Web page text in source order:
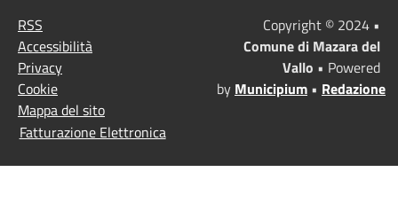
RSS
Accessibilità
Privacy
Cookie
Mappa del sito
Fatturazione Elettronica
Copyright © 2024 •
Comune di Mazara del
Vallo • Powered
by Municipium • Redazione